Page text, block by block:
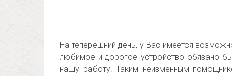
На теперешний день, у Вас имеется
любимое и дорогое устройство обязано
нашу работу. Таким неизменным